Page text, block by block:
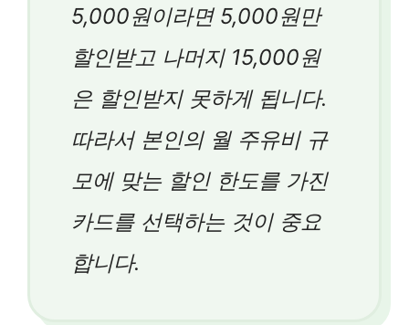
5,000원이라면 5,000원만
할인받고 나머지 15,000원
은 할인받지 못하게 됩니다.
따라서 본인의 월 주유비 규
모에 맞는 할인 한도를 가진
카드를 선택하는 것이 중요
합니다.